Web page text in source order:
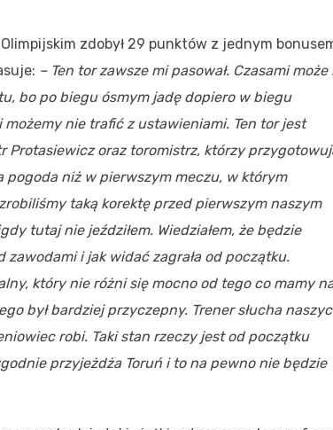
zdobył 29 punktów z jednym
– Ten tor zawsze mi pasował. Czasami
bo po biegu ósmym jadę dopiero w biegu
nie trafić z ustawieniami. Ten tor jest
Protasiewicz oraz toromistrz, którzy
pogoda niż w pierwszym meczu, w którym
taką korektę przed pierwszym naszym
tutaj nie jeździłem. Wiedziałem, że będzie
i jak widać zagrała od początku.
który nie różni się mocno od tego co mamy
był bardziej przyczepny. Trener słucha
robi. Taki stan rzeczy jest od początku
przyjeżdża Toruń i to na pewno nie będzie